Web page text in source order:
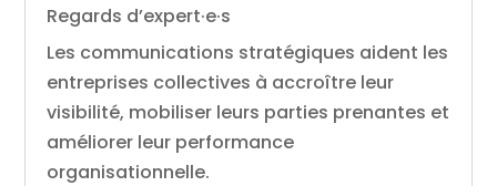
Regards d’expert·e·s
Les communications stratégiques aident les
entreprises collectives à accroître leur
visibilité, mobiliser leurs parties prenantes et
améliorer leur performance
organisationnelle.